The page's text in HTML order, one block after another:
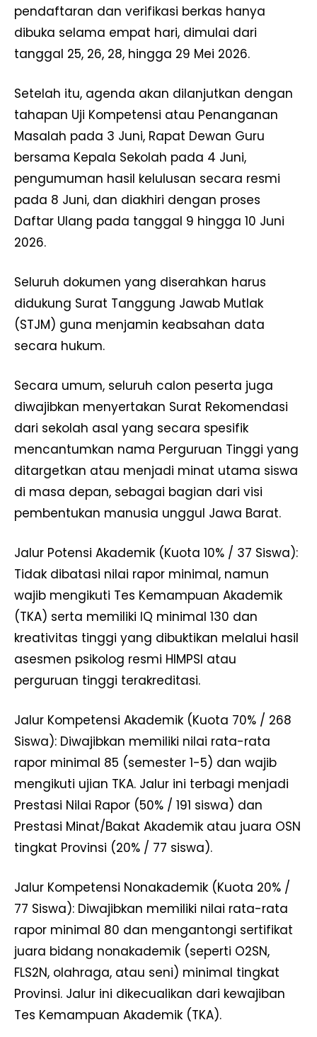
pendaftaran dan verifikasi berkas hanya
dibuka selama empat hari, dimulai dari
tanggal 25, 26, 28, hingga 29 Mei 2026.
Setelah itu, agenda akan dilanjutkan dengan
tahapan Uji Kompetensi atau Penanganan
Masalah pada 3 Juni, Rapat Dewan Guru
bersama Kepala Sekolah pada 4 Juni,
pengumuman hasil kelulusan secara resmi
pada 8 Juni, dan diakhiri dengan proses
Daftar Ulang pada tanggal 9 hingga 10 Juni
2026.
Seluruh dokumen yang diserahkan harus
didukung Surat Tanggung Jawab Mutlak
(STJM) guna menjamin keabsahan data
secara hukum.
Secara umum, seluruh calon peserta juga
diwajibkan menyertakan Surat Rekomendasi
dari sekolah asal yang secara spesifik
mencantumkan nama Perguruan Tinggi yang
ditargetkan atau menjadi minat utama siswa
di masa depan, sebagai bagian dari visi
pembentukan manusia unggul Jawa Barat.
Jalur Potensi Akademik (Kuota 10% / 37 Siswa):
Tidak dibatasi nilai rapor minimal, namun
wajib mengikuti Tes Kemampuan Akademik
(TKA) serta memiliki IQ minimal 130 dan
kreativitas tinggi yang dibuktikan melalui hasil
asesmen psikolog resmi HIMPSI atau
perguruan tinggi terakreditasi.
Jalur Kompetensi Akademik (Kuota 70% / 268
Siswa): Diwajibkan memiliki nilai rata-rata
rapor minimal 85 (semester 1-5) dan wajib
mengikuti ujian TKA. Jalur ini terbagi menjadi
Prestasi Nilai Rapor (50% / 191 siswa) dan
Prestasi Minat/Bakat Akademik atau juara OSN
tingkat Provinsi (20% / 77 siswa).
Jalur Kompetensi Nonakademik (Kuota 20% /
77 Siswa): Diwajibkan memiliki nilai rata-rata
rapor minimal 80 dan mengantongi sertifikat
juara bidang nonakademik (seperti O2SN,
FLS2N, olahraga, atau seni) minimal tingkat
Provinsi. Jalur ini dikecualikan dari kewajiban
Tes Kemampuan Akademik (TKA).